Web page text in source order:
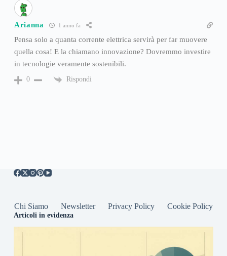
Arianna 1 anno fa
Pensa solo a quanta corrente elettrica servirà per far muovere
quella cosa! E la chiamano innovazione? Dovremmo investire
in tecnologie veramente sostenibili.
0 Rispondi
Chi Siamo Newsletter Privacy Policy Cookie Policy
Articoli in evidenza